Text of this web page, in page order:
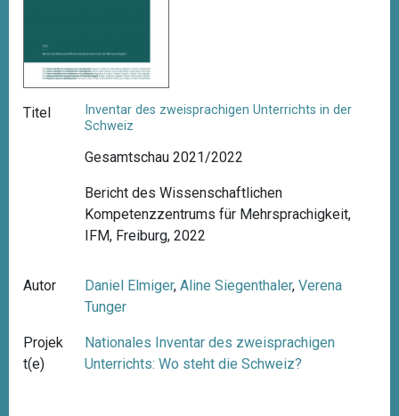
Titel
Inventar des zweisprachigen Unterrichts in der
Schweiz
Gesamtschau 2021/2022
Bericht des Wissenschaftlichen
Kompetenzzentrums für Mehrsprachigkeit,
IFM, Freiburg, 2022
Autor Daniel Elmiger,Aline Siegenthaler,Verena
Tunger
Projek
t(e)
Nationales Inventar des zweisprachigen
Unterrichts: Wo steht die Schweiz?